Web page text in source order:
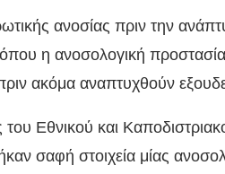
ανοσίας πριν την
όπου η ανοσολογική
ακόμα αναπτυχθούν
του Εθνικού και
σαφή στοιχεία μίας